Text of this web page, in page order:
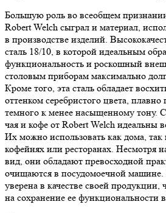
Большую роль во всеобщем
Robert Welch сыграл и материал,
в производстве изделий.
сталь 18/10, в которой идеальным
функциональность и роскошный
столовым приборам максимально
Кроме того, эта сталь обладает
оттенком серебристого цвета, плавно
темного к менее насыщенному тону.
чая и кофе от Robert Welch идеальны
Их можно использовать как дома,
кофейнях или ресторанах. Несмотря
вид, они обладают превосходной
очищаются в посудомоечной машине.
уверена в качестве своей продукции,
на сохранение ее функциональности